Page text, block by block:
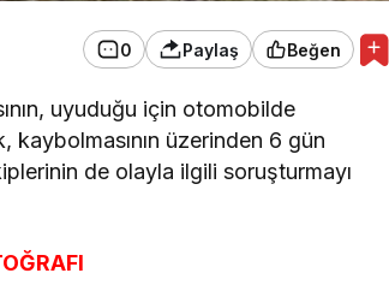
0 Paylaş Beğen
uyuduğu için otomobilde
kaybolmasının üzerinden 6 gün
de olayla ilgili soruşturmayı